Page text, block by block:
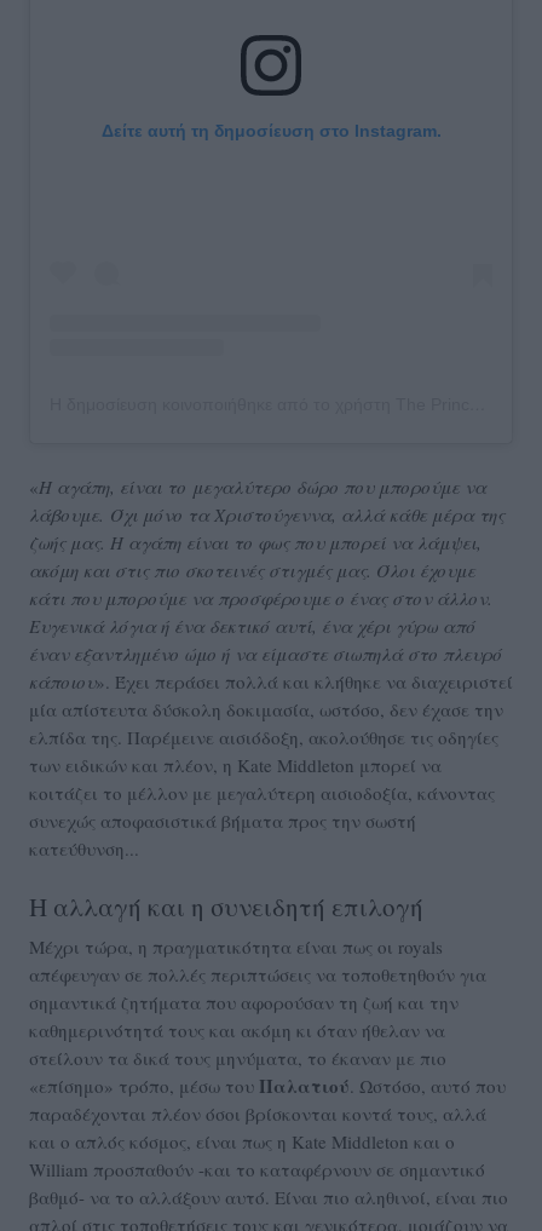
Δείτε αυτή τη δημοσίευση στο Instagram.
«Η αγάπη, είναι το μεγαλύτερο δώρο που μπορούμε να
λάβουμε. Όχι μόνο τα Χριστούγεννα, αλλά κάθε μέρα της
ζωής μας. Η αγάπη είναι το φως που μπορεί να λάμψει,
ακόμη και στις πιο σκοτεινές στιγμές μας. Όλοι έχουμε
κάτι που μπορούμε να προσφέρουμε ο ένας στον άλλον.
Ευγενικά λόγια ή ένα δεκτικό αυτί, ένα χέρι γύρω από
έναν εξαντλημένο ώμο ή να είμαστε σιωπηλά στο πλευρό
κάποιου». Έχει περάσει πολλά και κλήθηκε να διαχειριστεί
μία απίστευτα δύσκολη δοκιμασία, ωστόσο, δεν έχασε την
ελπίδα της. Παρέμεινε αισιόδοξη, ακολούθησε τις οδηγίες
των ειδικών και πλέον, η Kate Middleton μπορεί να
κοιτάζει το μέλλον με μεγαλύτερη αισιοδοξία, κάνοντας
συνεχώς αποφασιστικά βήματα προς την σωστή
κατεύθυνση...
Η αλλαγή και η συνειδητή επιλογή
Μέχρι τώρα, η πραγματικότητα είναι πως οι royals
απέφευγαν σε πολλές περιπτώσεις να τοποθετηθούν για
σημαντικά ζητήματα που αφορούσαν τη ζωή και την
καθημερινότητά τους και ακόμη κι όταν ήθελαν να
στείλουν τα δικά τους μηνύματα, το έκαναν με πιο
«επίσημο» τρόπο, μέσω του Παλατιού. Ωστόσο, αυτό που
παραδέχονται πλέον όσοι βρίσκονται κοντά τους, αλλά
και ο απλός κόσμος, είναι πως η Kate Middleton και ο
William προσπαθούν -και το καταφέρνουν σε σημαντικό
βαθμό- να το αλλάξουν αυτό. Είναι πιο αληθινοί, είναι πιο
απλοί στις τοποθετήσεις τους και γενικότερα, μοιάζουν να